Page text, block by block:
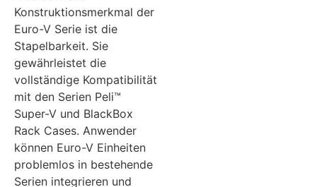
Konstruktionsmerkmal der
Euro-V Serie ist die
Stapelbarkeit. Sie
gewährleistet die
vollständige Kompatibilität
mit den Serien Peli™
Super-V und BlackBox
Rack Cases. Anwender
können Euro-V Einheiten
problemlos in bestehende
Serien integrieren und